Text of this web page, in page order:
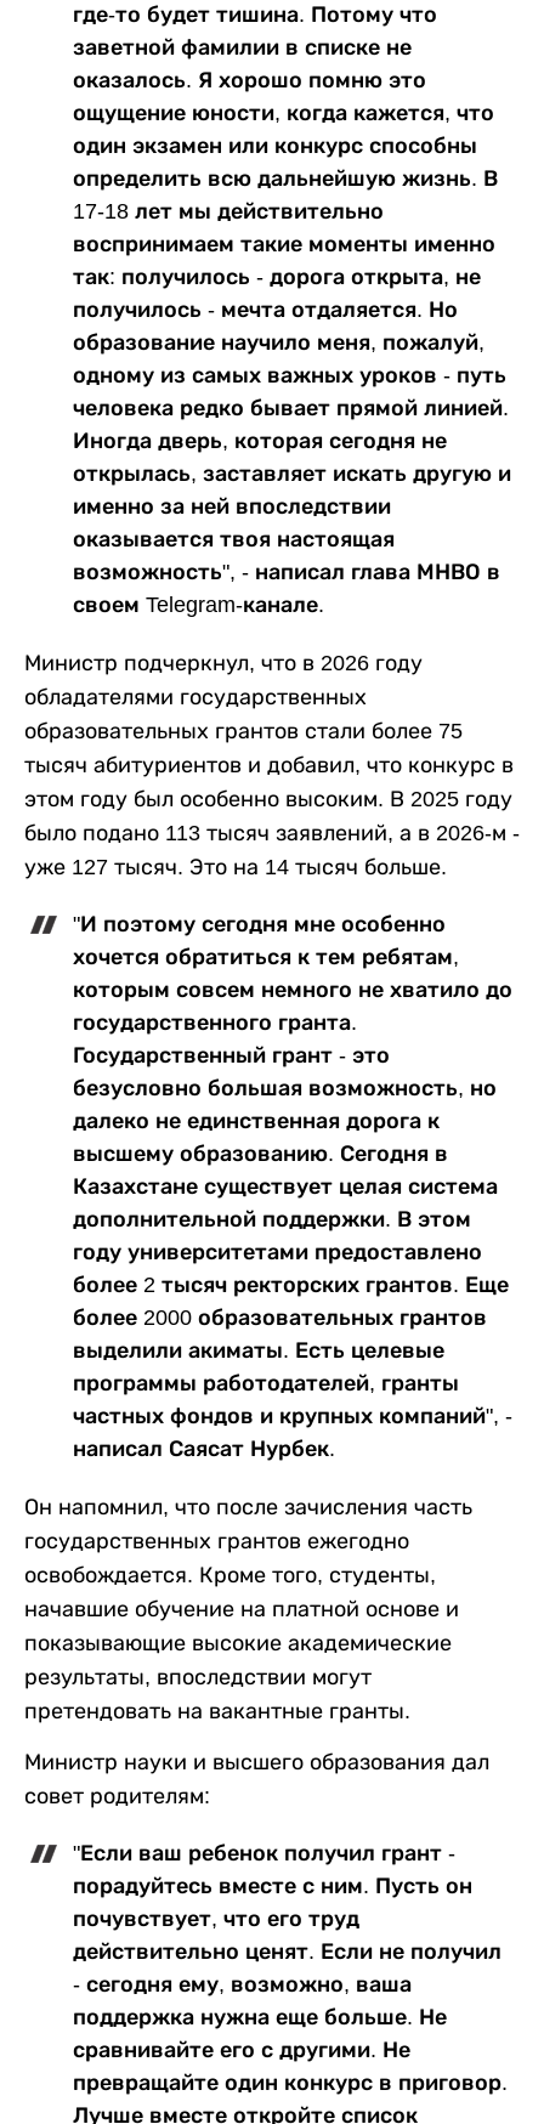
где-то будет тишина. Потому что
заветной фамилии в списке не
оказалось. Я хорошо помню это
ощущение юности, когда кажется, что
один экзамен или конкурс способны
определить всю дальнейшую жизнь. В
17-18 лет мы действительно
воспринимаем такие моменты именно
так: получилось - дорога открыта, не
получилось - мечта отдаляется. Но
образование научило меня, пожалуй,
одному из самых важных уроков - путь
человека редко бывает прямой линией.
Иногда дверь, которая сегодня не
открылась, заставляет искать другую и
именно за ней впоследствии
оказывается твоя настоящая
возможность", - написал глава МНВО в
своем Telegram-канале.
Министр подчеркнул, что в 2026 году
обладателями государственных
образовательных грантов стали более 75
тысяч абитуриентов и добавил, что конкурс в
этом году был особенно высоким. В 2025 году
было подано 113 тысяч заявлений, а в 2026-м -
уже 127 тысяч. Это на 14 тысяч больше.
"И поэтому сегодня мне особенно
хочется обратиться к тем ребятам,
которым совсем немного не хватило до
государственного гранта.
Государственный грант - это
безусловно большая возможность, но
далеко не единственная дорога к
высшему образованию. Сегодня в
Казахстане существует целая система
дополнительной поддержки. В этом
году университетами предоставлено
более 2 тысяч ректорских грантов. Еще
более 2000 образовательных грантов
выделили акиматы. Есть целевые
программы работодателей, гранты
частных фондов и крупных компаний", -
написал Саясат Нурбек.
Он напомнил, что после зачисления часть
государственных грантов ежегодно
освобождается. Кроме того, студенты,
начавшие обучение на платной основе и
показывающие высокие академические
результаты, впоследствии могут
претендовать на вакантные гранты.
Министр науки и высшего образования дал
совет родителям:
"Если ваш ребенок получил грант -
порадуйтесь вместе с ним. Пусть он
почувствует, что его труд
действительно ценят. Если не получил
- сегодня ему, возможно, ваша
поддержка нужна еще больше. Не
сравнивайте его с другими. Не
превращайте один конкурс в приговор.
Лучше вместе откройте список